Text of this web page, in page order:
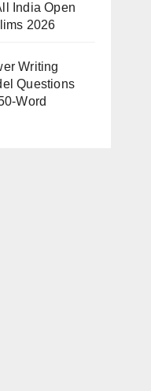
India Open
2026
Writing
Questions
Word